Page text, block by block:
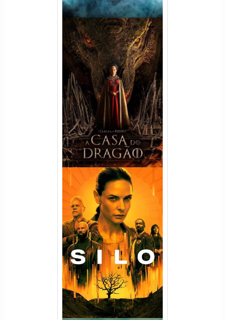
A Casa do Dragão 1ª
Temporada Torrent (2022)
WEB-DL 720p/1080p Dual
Áudio
Silo 1ª Temporada Torrent
(2023) WEB-DL
720p/1080p/4K Dual Áudio